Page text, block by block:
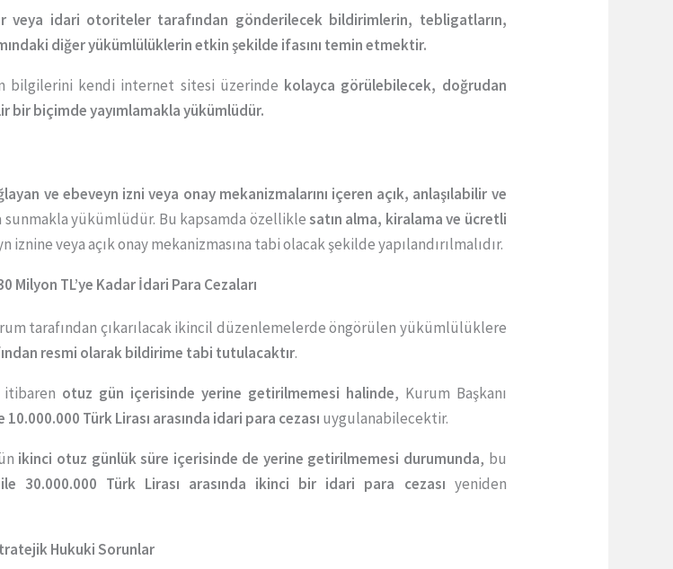
veya idari otoriteler tarafından gönderilecek bildirimlerin, tebligatların,
diğer yükümlülüklerin etkin şekilde ifasını temin etmektir.
bilgilerini kendi internet sitesi üzerinde kolayca görülebilecek, doğrudan
bir biçimde yayımlamakla yükümlüdür.
ve ebeveyn izni veya onay mekanizmalarını içeren açık, anlaşılabilir ve
sunmakla yükümlüdür. Bu kapsamda özelliklesatın alma, kiralama ve ücretli
iznine veya açık onay mekanizmasına tabi olacak şekilde yapılandırılmalıdır.
Milyon TL’ye Kadar İdari Para Cezaları
tarafından çıkarılacak ikincil düzenlemelerde öngörülen yükümlülüklere
resmi olarak bildirime tabi tutulacaktır.
otuz gün içerisinde yerine getirilmemesi halinde, Kurum Başkanı
10.000.000 Türk Lirası arasında idari para cezası uygulanabilecektir.
ikinci otuz günlük süre içerisinde de yerine getirilmemesi durumunda, bu
30.000.000 Türk Lirası arasında ikinci bir idari para cezası yeniden
Hukuki Sorunlar